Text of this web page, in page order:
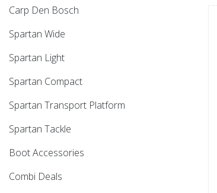
Carp Den Bosch
Spartan Wide
Spartan Light
Spartan Compact
Spartan Transport Platform
Spartan Tackle
Boot Accessories
Combi Deals